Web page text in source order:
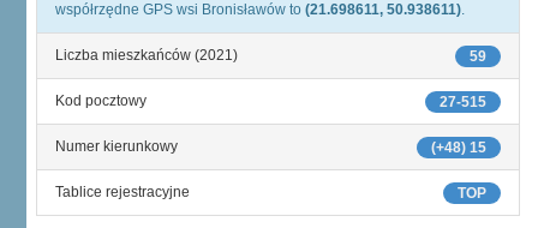
współrzędne GPS wsi Bronisławów to (21.698611, 50.938611).
59
Liczba mieszkańców (2021)
27-515
Kod pocztowy
(+48) 15
Numer kierunkowy
TOP
Tablice rejestracyjne